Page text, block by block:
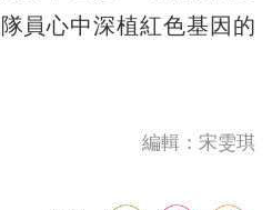
員心中深植紅色基因的
編輯：宋雯琪